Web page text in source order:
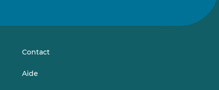
sursur
Contact
Aide